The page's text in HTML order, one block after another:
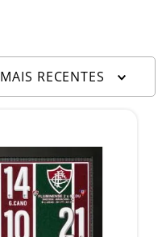
MAIS RECENTES